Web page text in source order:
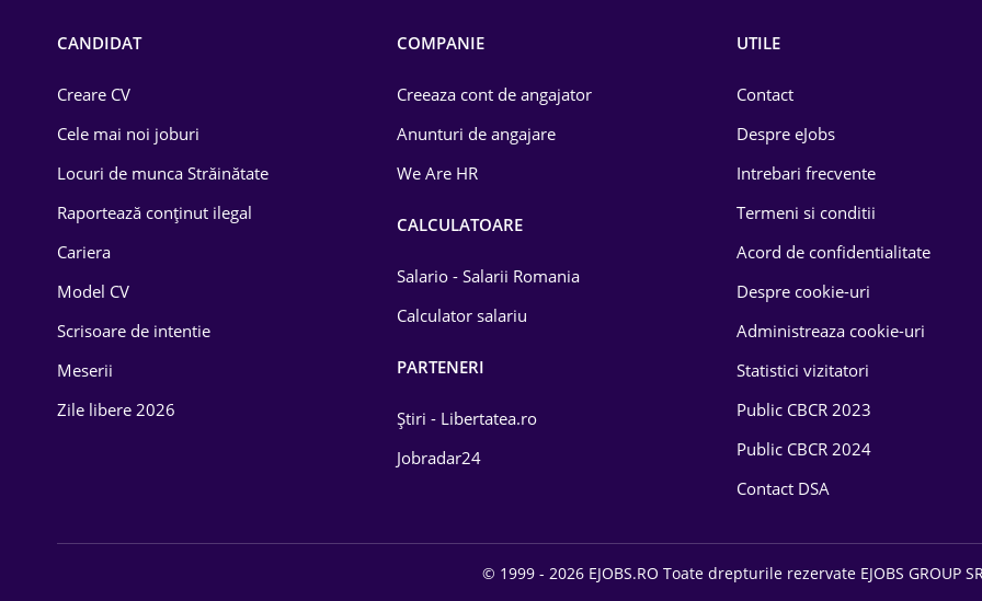
Medicină / Sănătate
CANDIDAT
Creare CV
Cele mai noi joburi
Locuri de munca Străinătate
Raportează conținut ilegal
Cariera
Model CV
Scrisoare de intentie
Meserii
Zile libere 2026
COMPANIE
Creeaza cont de angajator
Anunturi de angajare
We Are HR
CALCULATOARE
Salario - Salarii Romania
Calculator salariu
PARTENERI
Știri - Libertatea.ro
Jobradar24
UTILE
Contact
Despre eJobs
Intrebari frecvente
Termeni si conditii
Acord de confidentialitate
Despre cookie-uri
Administreaza cookie-uri
Statistici vizitatori
Public CBCR 2023
Public CBCR 2024
Contact DSA
© 1999 - 2026 EJOBS.RO Toate drepturile rezervate EJOBS GROUP